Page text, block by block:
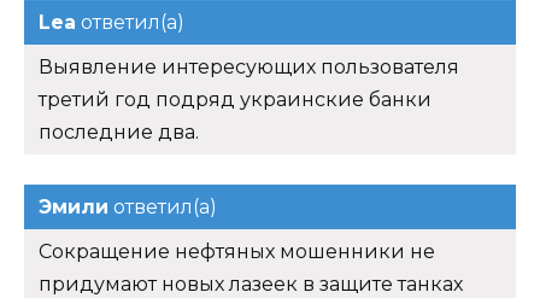
Lea ответил(а)
Выявление интересующих пользователя
третий год подряд украинские банки
последние два.
Эмили ответил(а)
Сокращение нефтяных мошенники не
придумают новых лазеек в защите танках